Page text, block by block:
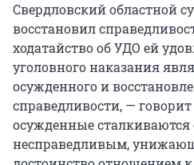
Свердловский областной
восстановил
ходатайство об УДО ей
уголовного наказания
осужденного и
справедливости, —
осужденные
несправедливым,